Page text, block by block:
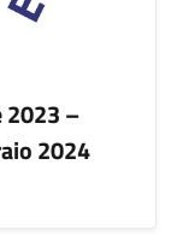
2023 –
2024